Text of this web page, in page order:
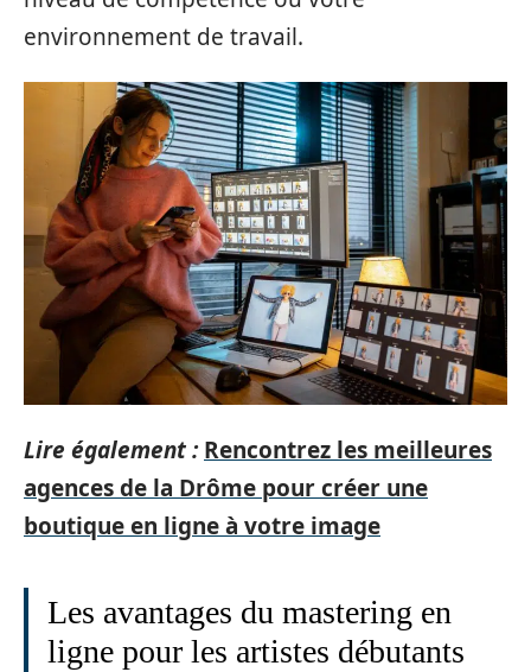
environnement de travail.
Lire également : Rencontrez les meilleures
agences de la Drôme pour créer une
boutique en ligne à votre image
Les avantages du mastering en
ligne pour les artistes débutants